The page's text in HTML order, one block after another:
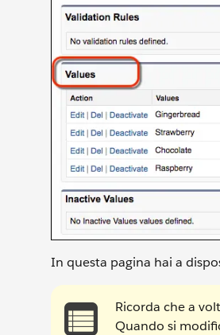
In questa pagina hai a
Ricorda che a
Quando si